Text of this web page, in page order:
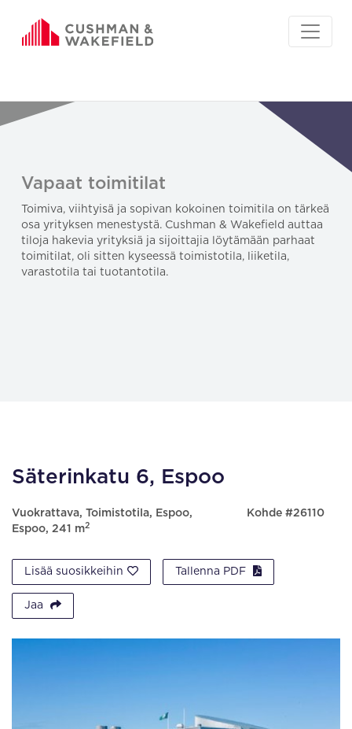
Vapaat toimitilat
Toimiva, viihtyisä ja sopivan kokoinen toimitila on tärkeä
osa yrityksen menestystä. Cushman & Wakefield auttaa
tiloja hakevia yrityksiä ja sijoittajia löytämään parhaat
toimitilat, oli sitten kyseessä toimistotila, liiketila,
varastotila tai tuotantotila.
Säterinkatu 6, Espoo
Vuokrattava, Toimistotila, Espoo,
Espoo, 241 m2
Kohde #26110
Lisää suosikkeihin Tallenna PDF
Jaa